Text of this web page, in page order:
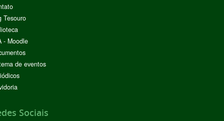
Tesouro
- Moodle
de eventos
Sociais